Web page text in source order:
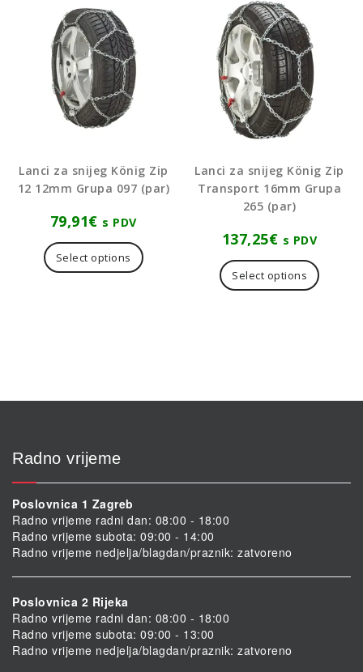
Lanci za snijeg König Zip
12 12mm Grupa 097 (par)
79,91€ s PDV
Select options
Lanci za snijeg König Zip
Transport 16mm Grupa
265 (par)
137,25€ s PDV
Select options
Radno vrijeme
Poslovnica 1 Zagreb
Radno vrijeme radni dan: 08:00 - 18:00
Radno vrijeme subota: 09:00 - 14:00
Radno vrijeme nedjelja/blagdan/praznik: zatvoreno
Poslovnica 2 Rijeka
Radno vrijeme radni dan: 08:00 - 18:00
Radno vrijeme subota: 09:00 - 13:00
Radno vrijeme nedjelja/blagdan/praznik: zatvoreno